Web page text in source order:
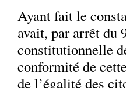
Ayant fait le
avait, par arrêt du
constitutionnelle
conformité de
de l’égalité des